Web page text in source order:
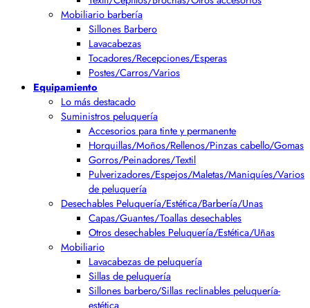
Mobiliario barbería
Sillones Barbero
Lavacabezas
Tocadores/Recepciones/Esperas
Postes/Carros/Varios
Equipamiento
Lo más destacado
Suministros peluquería
Accesorios para tinte y permanente
Horquillas/Moños/Rellenos/Pinzas cabello/Gomas
Gorros/Peinadores/Textil
Pulverizadores/Espejos/Maletas/Maniquíes/Varios
de peluquería
Desechables Peluquería/Estética/Barbería/Unas
Capas/Guantes/Toallas desechables
Otros desechables Peluquería/Estética/Uñas
Mobiliario
Lavacabezas de peluquería
Sillas de peluquería
Sillones barbero/Sillas reclinables peluquería-
estética